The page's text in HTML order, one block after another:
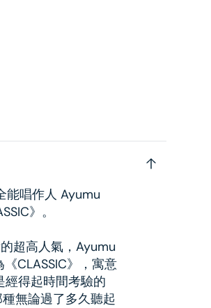
能唱作人 Ayumu
》。
超高人氣，Ayumu
CLASSIC》，寓意
得起時間考驗的
無論過了多久聽起